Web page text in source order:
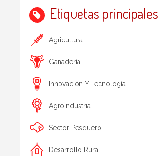
Etiquetas principales
Agricultura
Ganadería
Innovación Y Tecnología
Agroindustria
Sector Pesquero
Desarrollo Rural